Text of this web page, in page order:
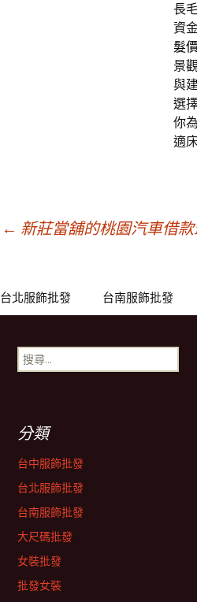
長
資
髮
景
與
選
你
適
← 新莊當舖的桃園汽車借
台北服飾批發 台南服飾批發
搜
尋
分類
台中服飾批發
台北服飾批發
台南服飾批發
大尺碼批發
女裝批發
批發女裝